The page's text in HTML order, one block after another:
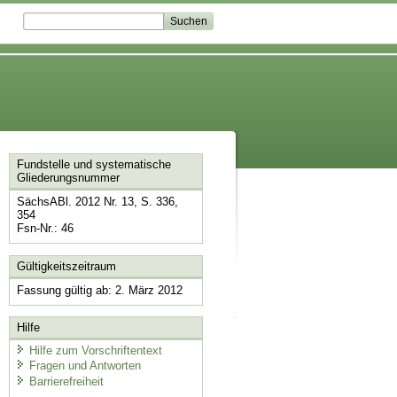
Fundstelle und systematische
Gliederungsnummer
SächsABl. 2012 Nr. 13, S. 336,
354
Fsn-Nr.: 46
Gültigkeitszeitraum
Fassung gültig ab: 2. März 2012
Hilfe
Hilfe zum Vorschriftentext
Fragen und Antworten
Barrierefreiheit